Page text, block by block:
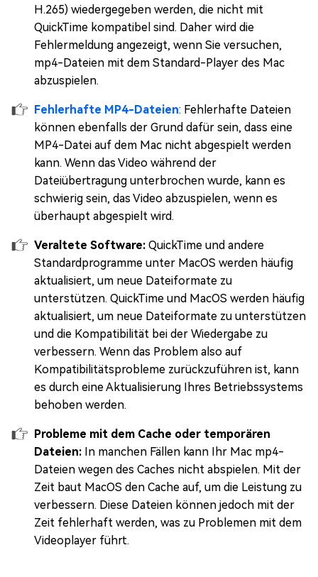
H.265) wiedergegeben werden, die nicht mit
QuickTime kompatibel sind. Daher wird die
Fehlermeldung angezeigt, wenn Sie versuchen,
mp4-Dateien mit dem Standard-Player des Mac
abzuspielen.
Fehlerhafte MP4-Dateien: Fehlerhafte Dateien
können ebenfalls der Grund dafür sein, dass eine
MP4-Datei auf dem Mac nicht abgespielt werden
kann. Wenn das Video während der
Dateiübertragung unterbrochen wurde, kann es
schwierig sein, das Video abzuspielen, wenn es
überhaupt abgespielt wird.
Veraltete Software: QuickTime und andere
Standardprogramme unter MacOS werden häufig
aktualisiert, um neue Dateiformate zu
unterstützen. QuickTime und MacOS werden häufig
aktualisiert, um neue Dateiformate zu unterstützen
und die Kompatibilität bei der Wiedergabe zu
verbessern. Wenn das Problem also auf
Kompatibilitätsprobleme zurückzuführen ist, kann
es durch eine Aktualisierung Ihres Betriebssystems
behoben werden.
Probleme mit dem Cache oder temporären
Dateien: In manchen Fällen kann Ihr Mac mp4-
Dateien wegen des Caches nicht abspielen. Mit der
Zeit baut MacOS den Cache auf, um die Leistung zu
verbessern. Diese Dateien können jedoch mit der
Zeit fehlerhaft werden, was zu Problemen mit dem
Videoplayer führt.